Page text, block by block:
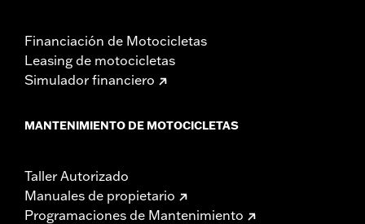
Financiación de Motocicletas
Leasing de motocicletas
Simulador financiero
MANTENIMIENTO DE MOTOCICLETAS
Taller Autorizado
Manuales de propietario
Programaciones de Mantenimiento